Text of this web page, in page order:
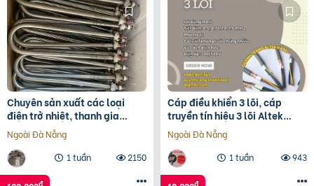
Chuyên sản xuất các loại
điện trở nhiệt, thanh gia
nhiệt, vòng gia nhiệt.
Ngoài Đà Nẵng
1 tuần
2150
đ
Cáp điều khiển 3 lõi, cáp
truyền tín hiệu 3 lõi Altek
Kabel
Ngoài Đà Nẵng
1 tuần
943
đ